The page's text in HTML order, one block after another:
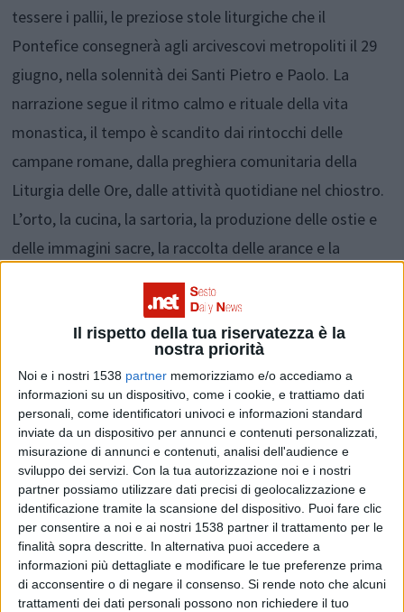
Il rispetto della tua riservatezza è la
nostra priorità
Noi e i nostri 1538 partner memorizziamo e/o accediamo a
informazioni su un dispositivo, come i cookie, e trattiamo dati
personali, come identificatori univoci e informazioni standard
inviate da un dispositivo per annunci e contenuti personalizzati,
misurazione di annunci e contenuti, analisi dell'audience e
sviluppo dei servizi. Con la tua autorizzazione noi e i nostri
partner possiamo utilizzare dati precisi di geolocalizzazione e
identificazione tramite la scansione del dispositivo. Puoi fare clic
per consentire a noi e ai nostri 1538 partner il trattamento per le
finalità sopra descritte. In alternativa puoi accedere a
informazioni più dettagliate e modificare le tue preferenze prima
di acconsentire o di negare il consenso. Si rende noto che alcuni
trattamenti dei dati personali possono non richiedere il tuo
tessere i pallii, le preziose stole liturgiche che il
Pontefice consegnerà agli arcivescovi metropoliti il 29
giugno, nella solennità dei Santi Pietro e Paolo. La
narrazione segue il ritmo calmo e rituale della vita
monastica, il tempo è scandito dai rintocchi delle
campane romane, dalla preghiera comunitaria della
Liturgia delle Ore, dalle attività quotidiane nel chiostro.
L’orto, la cucina, la sartoria, la produzione delle ostie e
delle immagini sacre, la raccolta delle arance e la
monastero unico non è solo la sua storia o la sua
posizione nel cuore della città eterna.
Nel Giubileo del 2025, mentre la tradizione si compie
ancora una volta, un evento inaspettato scuote questo
equilibrio millenario: il Papa si ammala
improvvisamente. In un contesto fuori dal tempo, dove
ogni gesto ha un significato e ogni giorno assomiglia al
precedente, questa rottura pone interrogativi profondi
su fede, responsabilità e continuità.
-EVA